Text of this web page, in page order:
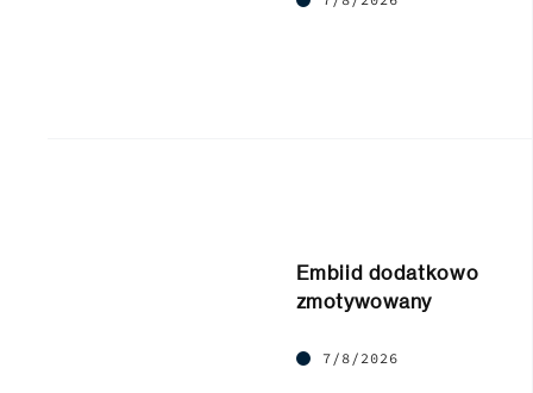
Embiid dodatkowo
zmotywowany
7/8/2026